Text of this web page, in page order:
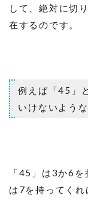
して、絶対に切
在するのです。
例えば「45」
いけないよう
「45」は3か6
は7を持ってくれ